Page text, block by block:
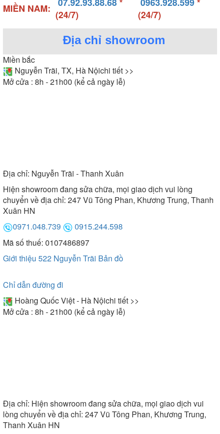
MIỀN NAM: 07.92.93.88.68*
(24/7)
0963.928.599*
(24/7)
Địa chỉ showroom
Miền bắc
Nguyễn Trãi, TX, Hà Nộichi tiết >>
Mở cửa : 8h - 21h00 (kể cả ngày lễ)
Địa chỉ: Nguyễn Trãi - Thanh Xuân
Hiện showroom đang sửa chữa, mọi giao dịch vui lòng
chuyển về địa chỉ: 247 Vũ Tông Phan, Khương Trung, Thanh
Xuân HN
0971.048.739
0915.244.598
Mã số thuế: 0107486897
Giới thiệu 522 Nguyễn Trãi Bản đồ
Chỉ dẫn đường đi
Hoàng Quốc Việt - Hà Nộichi tiết >>
Mở cửa : 8h - 21h00 (kể cả ngày lễ)
Địa chỉ: Hiện showroom đang sửa chữa, mọi giao dịch vui
lòng chuyển về địa chỉ: 247 Vũ Tông Phan, Khương Trung,
Thanh Xuân HN